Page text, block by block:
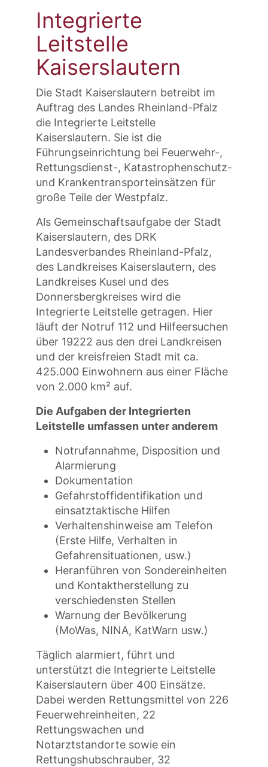
Integrierte
Leitstelle
Kaiserslautern
Die Stadt Kaiserslautern betreibt im
Auftrag des Landes Rheinland-Pfalz
die Integrierte Leitstelle
Kaiserslautern. Sie ist die
Führungseinrichtung bei Feuerwehr-,
Rettungsdienst-, Katastrophenschutz-
und Krankentransporteinsätzen für
große Teile der Westpfalz.
Als Gemeinschaftsaufgabe der Stadt
Kaiserslautern, des DRK
Landesverbandes Rheinland-Pfalz,
des Landkreises Kaiserslautern, des
Landkreises Kusel und des
Donnersbergkreises wird die
Integrierte Leitstelle getragen. Hier
läuft der Notruf 112 und Hilfeersuchen
über 19222 aus den drei Landkreisen
und der kreisfreien Stadt mit ca.
425.000 Einwohnern aus einer Fläche
von 2.000 km² auf.
Die Aufgaben der Integrierten
Leitstelle umfassen unter anderem
Notrufannahme, Disposition und
Alarmierung
Dokumentation
Gefahrstoffidentifikation und
einsatztaktische Hilfen
Verhaltenshinweise am Telefon
(Erste Hilfe, Verhalten in
Gefahrensituationen, usw.)
Heranführen von Sondereinheiten
und Kontaktherstellung zu
verschiedensten Stellen
Warnung der Bevölkerung
(MoWas, NINA, KatWarn usw.)
Täglich alarmiert, führt und
unterstützt die Integrierte Leitstelle
Kaiserslautern über 400 Einsätze.
Dabei werden Rettungsmittel von 226
Feuerwehreinheiten, 22
Rettungswachen und
Notarztstandorte sowie ein
Rettungshubschrauber, 32